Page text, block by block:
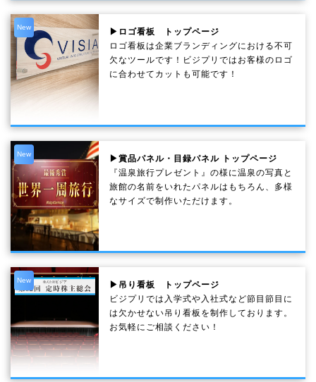
New
▶ロゴ看板 トップページ
ロゴ看板は企業ブランディングにおける不可
欠なツールです！ビジプリではお客様のロゴ
に合わせてカットも可能です！
New
▶賞品パネル・目録パネル トップページ
『温泉旅行プレゼント』の様に温泉の写真と
旅館の名前をいれたパネルはもちろん、多様
なサイズで制作いただけます。
New
▶吊り看板 トップページ
ビジプリでは入学式や入社式など節目節目に
は欠かせない吊り看板を制作しております。
お気軽にご相談ください！